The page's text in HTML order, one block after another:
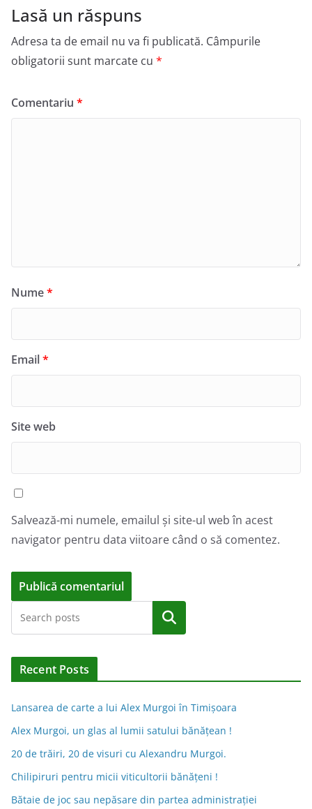
Lasă un răspuns
Adresa ta de email nu va fi publicată. Câmpurile
obligatorii sunt marcate cu *
Comentariu *
Nume*
Email*
Site web
Salvează-mi numele, emailul și site-ul web în acest
navigator pentru data viitoare când o să comentez.
l
n
a
t
Caută
Recent Posts
Lansarea de carte a lui Alex Murgoi în Timișoara
Alex Murgoi, un glas al lumii satului bănățean !
20 de trăiri, 20 de visuri cu Alexandru Murgoi.
Chilipiruri pentru micii viticultorii bănăţeni !
Bătaie de joc sau nepăsare din partea administraţiei